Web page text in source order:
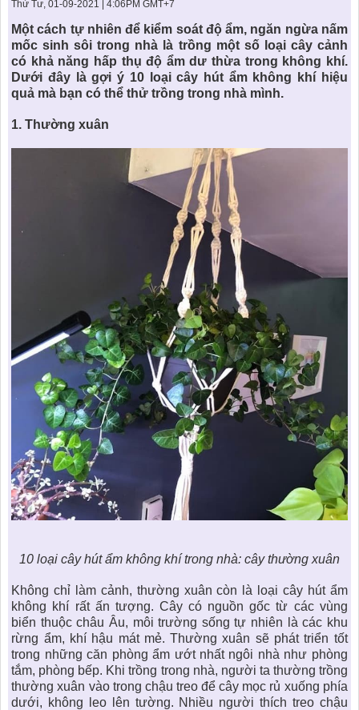
THÀNH ĐÔNG VỚI XÃ HÔI
BẮC
THƯ VIỆN PHÁP LUẬT
LIÊN HỆ & GIẢI ĐÁP
KIẾN TRÚC & PHONG THUỶ
TIN TỨC CÔNG TY
TIN TỨC TỔNG HỢP
Thứ Tư, 01-09-2021 | 4:06PM GMT+7
Một cách tự nhiên để kiểm soát độ ẩm, ngăn ngừa nấm
mốc sinh sôi trong nhà là trồng một số loại cây cảnh
có khả năng hấp thụ độ ẩm dư thừa trong không khí.
Dưới đây là gợi ý 10 loại cây hút ẩm không khí hiệu
quả mà bạn có thể thử trồng trong nhà mình.
1.Thường xuân
10 loại cây hút ẩm không khí trong nhà: cây thường xuân
Không chỉ làm cảnh, thường xuân còn là loại cây hút ẩm
không khí rất ấn tượng. Cây có nguồn gốc từ các vùng
biển thuộc châu Âu, môi trường sống tự nhiên là các khu
rừng ẩm, khí hậu mát mẻ. Thường xuân sẽ phát triển tốt
trong những căn phòng ẩm ướt nhất ngôi nhà như phòng
tắm, phòng bếp. Khi trồng trong nhà, người ta thường trồng
thường xuân vào trong chậu treo để cây mọc rủ xuống phía
dưới, không leo lên tường. Nhiều người thích treo chậu